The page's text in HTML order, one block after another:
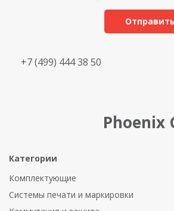
+7 (499) 444 38 50
Phoenix
Категории
Комплектующие
Системы печати и маркировки